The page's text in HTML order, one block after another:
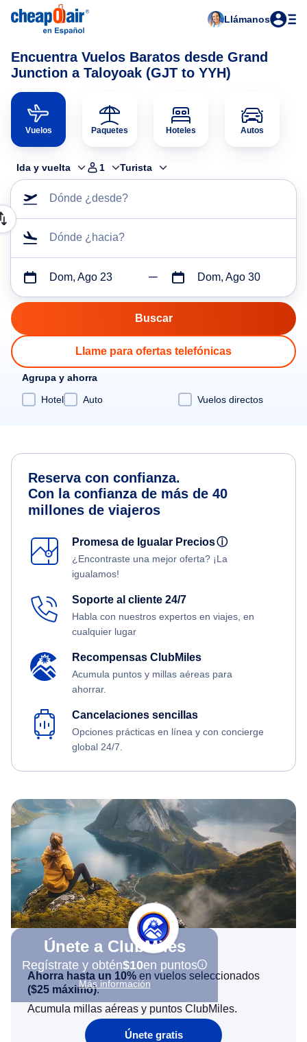
Llámanos
Encuentra Vuelos Baratos desde Grand
Junction a Taloyoak (GJT to YYH)
Vuelos Paquetes Hoteles Autos
Ida y vuelta 1 Turista
Dónde ¿desde?
Dónde ¿hacia?
Dom, Ago 23 Dom, Ago 30
Llame para ofertas telefónicas
Agrupa y ahorra
Hotel
Auto Vuelos directos
Reserva con confianza.
Con la confianza de más de 40
millones de viajeros
Promesa de Igualar Preciosⓘ
¿Encontraste una mejor oferta? ¡La
igualamos!
Soporte al cliente 24/7
Habla con nuestros expertos en viajes, en
cualquier lugar
Recompensas ClubMiles
Acumula puntos y millas aéreas para
ahorrar.
Cancelaciones sencillas
Opciones prácticas en línea y con concierge
global 24/7.
Únete a ClubMiles
Regístrate y obtén$10en puntos
Más información
Ahorra hasta un 10% en vuelos seleccionados
($25 máximo).
Acumula millas aéreas y puntos ClubMiles.
Únete gratis